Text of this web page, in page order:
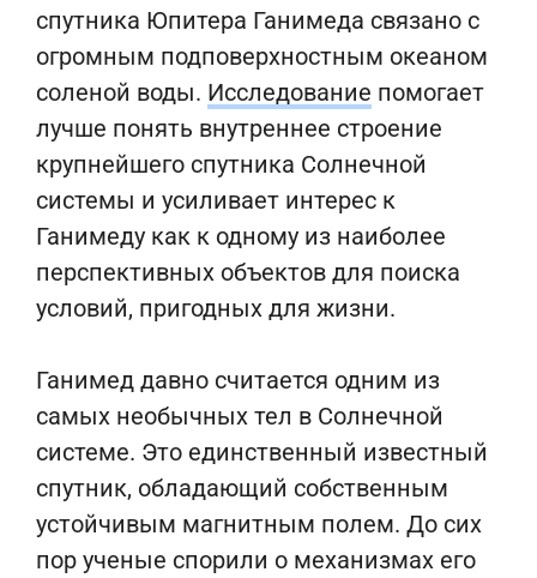
спутника Юпитера Ганимеда связано с
огромным подповерхностным океаном
соленой воды. Исследование помогает
лучше понять внутреннее строение
крупнейшего спутника Солнечной
системы и усиливает интерес к
Ганимеду как к одному из наиболее
перспективных объектов для поиска
условий, пригодных для жизни.
Ганимед давно считается одним из
самых необычных тел в Солнечной
системе. Это единственный известный
спутник, обладающий собственным
устойчивым магнитным полем. До сих
пор ученые спорили о механизмах его